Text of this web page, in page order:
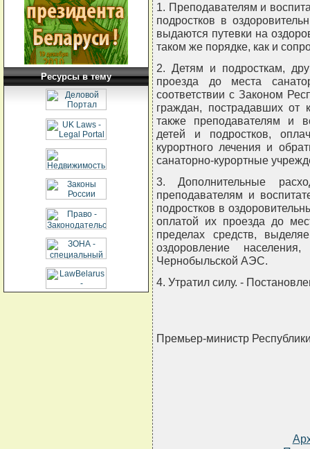
Ресурсы в тему
1. Преподавателям и
подростков в
выдаются путевки на
таком же порядке, как и
2. Детям и подросткам,
проезда до места
соответствии с Законом
граждан, пострадавших
также преподавателям и
детей и подростков,
курортного лечения и
санаторно-курортные
3. Дополнительные
преподавателям и
подростков в
оплатой их проезда до
пределах средств,
оздоровление
Чернобыльской АЭС.
4. Утратил силу. -
Премьер-министр